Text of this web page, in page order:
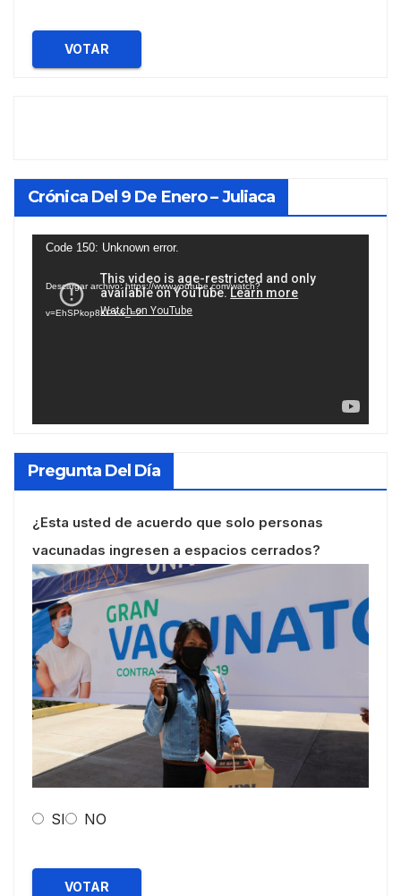
VOTAR
Crónica Del 9 De Enero – Juliaca
Reproductor
vídeo
Code 150: Unknown error.
Descargar archivo: https://www.youtube.com/watch?
v=EhSPkop8KPY&_=2
Pregunta Del Día
¿Esta usted de acuerdo que solo personas
vacunadas ingresen a espacios cerrados?
SI NO
VOTAR